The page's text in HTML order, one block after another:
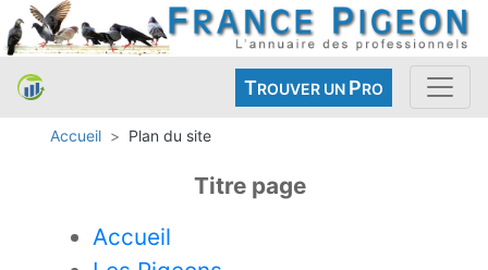
TROUVER UN PRO
Accueil Plan du site
Titre page
Accueil